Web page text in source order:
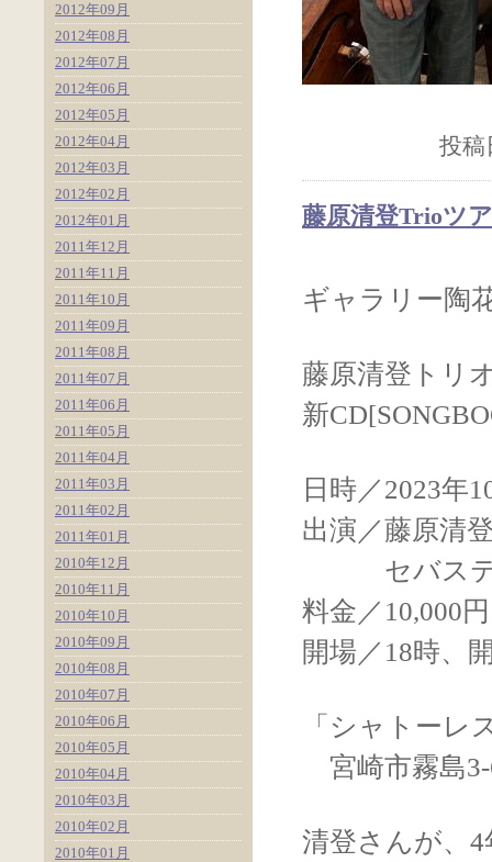
投稿
藤原清登Trioツ
ギャラリー陶
藤原清登トリ
新
日時／2023年
出演／藤原清
セバスティ
料金／10,000
開場／18時、
「シャトー
宮崎市霧島
清登さんが、
2012年09月
2012年08月
2012年07月
2012年06月
2012年05月
2012年04月
2012年03月
2012年02月
2012年01月
2011年12月
2011年11月
2011年10月
2011年09月
2011年08月
2011年07月
2011年06月
2011年05月
2011年04月
2011年03月
2011年02月
2011年01月
2010年12月
2010年11月
2010年10月
2010年09月
2010年08月
2010年07月
2010年06月
2010年05月
2010年04月
2010年03月
2010年02月
2010年01月